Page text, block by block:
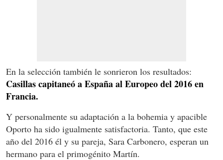
En la selección también le sonrieron los resultados:
Casillas capitaneó a España al Europeo del 2016 en
Francia.
Y personalmente su adaptación a la bohemia y apacible
Oporto ha sido igualmente satisfactoria. Tanto, que este
año del 2016 él y su pareja, Sara Carbonero, esperan un
hermano para el primogénito Martín.